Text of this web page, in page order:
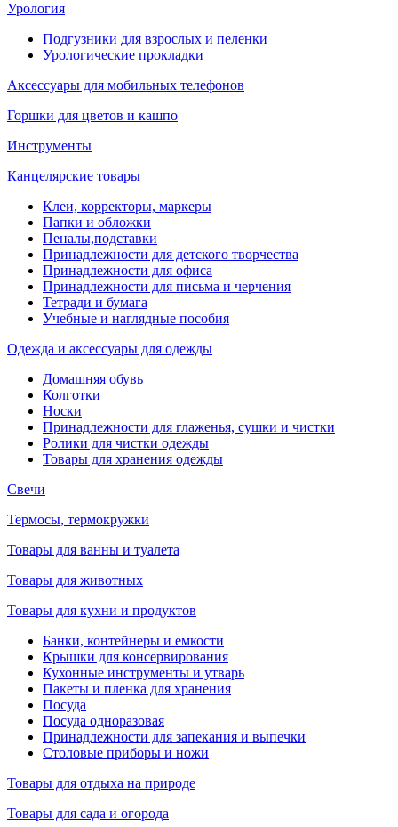
Урология
Подгузники для взрослых и пеленки
Урологические прокладки
Аксессуары для мобильных телефонов
Горшки для цветов и кашпо
Инструменты
Канцелярские товары
Клеи, корректоры, маркеры
Папки и обложки
Пеналы,подставки
Принадлежности для детского творчества
Принадлежности для офиса
Принадлежности для письма и черчения
Тетради и бумага
Учебные и наглядные пособия
Одежда и аксессуары для одежды
Домашняя обувь
Колготки
Носки
Принадлежности для глаженья, сушки и чистки
Ролики для чистки одежды
Товары для хранения одежды
Свечи
Термосы, термокружки
Товары для ванны и туалета
Товары для животных
Товары для кухни и продуктов
Банки, контейнеры и емкости
Крышки для консервирования
Кухонные инструменты и утварь
Пакеты и пленка для хранения
Посуда
Посуда одноразовая
Принадлежности для запекания и выпечки
Столовые приборы и ножи
Товары для отдыха на природе
Товары для сада и огорода